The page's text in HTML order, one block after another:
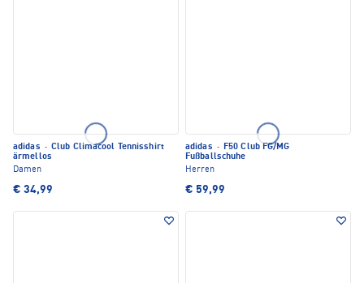
adidas · Club Climacool Tennisshirt
ärmellos
Damen
€ 34,99
adidas · F50 Club FG/MG
Fußballschuhe
Herren
€ 59,99